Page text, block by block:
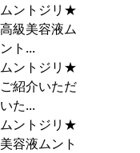
ムントジリ★
高級美容液ム
ント...
ムントジリ★
ご紹介いただ
いた...
ムントジリ★
美容液ムント